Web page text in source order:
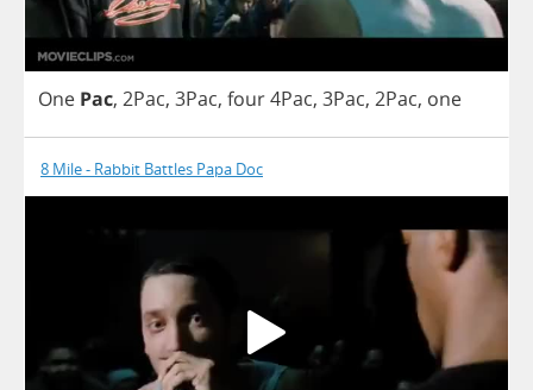
One Pac, 2Pac, 3Pac, four4Pac, 3Pac, 2Pac, one
8 Mile - Rabbit Battles Papa Doc